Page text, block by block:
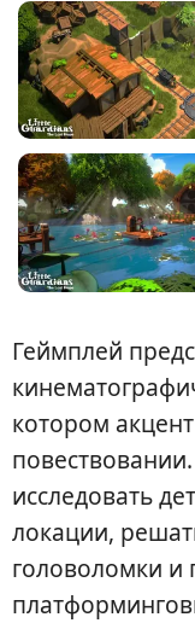
Геймплей
котором
исследовать
локации,
головоломки